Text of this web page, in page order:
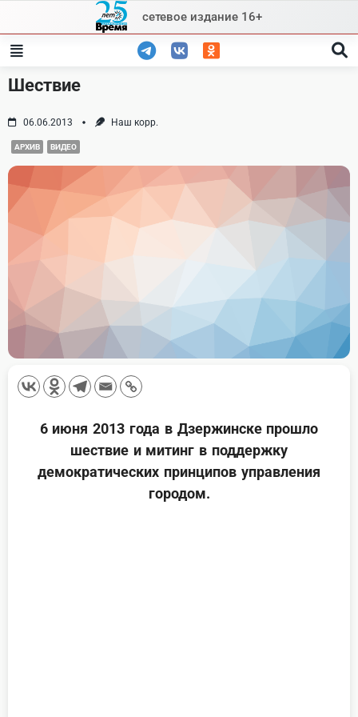
content
сетевое издание 16+
Шествие
06.06.2013 Наш корр.
АРХИВ ВИДЕО
6 июня 2013 года в Дзержинске прошло
шествие и митинг в поддержку
демократических принципов управления
городом.